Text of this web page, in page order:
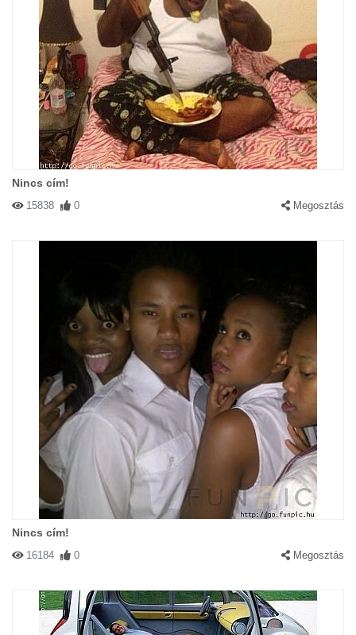
Nincs cím!
15838 0 Megosztás
Nincs cím!
16184 0 Megosztás